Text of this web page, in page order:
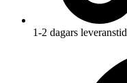
1-2 dagars leveranstid